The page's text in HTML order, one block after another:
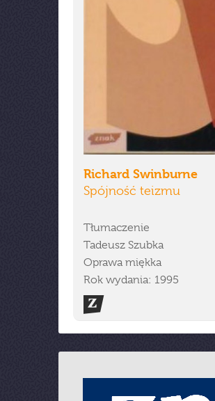
Richard Swinburne
Spójność teizmu
Tłumaczenie
Tadeusz Szubka
Oprawa miękka
Rok wydania: 1995